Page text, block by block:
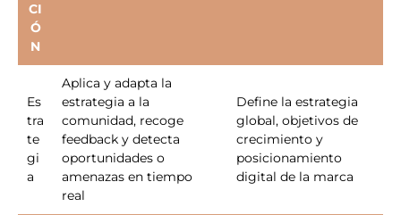
CI
Ó
N
Es
tra
te
gi
a
Aplica y adapta la
estrategia a la
comunidad, recoge
feedback y detecta
oportunidades o
amenazas en tiempo
real
Define la estrategia
global, objetivos de
crecimiento y
posicionamiento
digital de la marca